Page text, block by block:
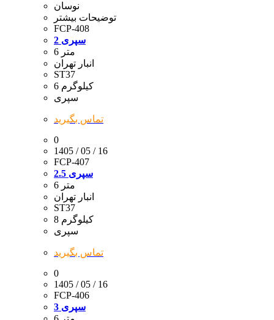
نوسان
توضیحات بیشتر
FCP-408
سپری 2
6 متر
انبار تهران
ST37
6 کیلوگرم
سپری
تماس بگیرید
0
1405 / 05 / 16
FCP-407
سپری 2.5
6 متر
انبار تهران
ST37
8 کیلوگرم
سپری
تماس بگیرید
0
1405 / 05 / 16
FCP-406
سپری 3